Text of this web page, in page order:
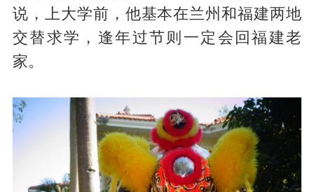
说，上大学前，他基本在兰州和福建两地
交替求学，逢年过节则一定会回福建老
家。